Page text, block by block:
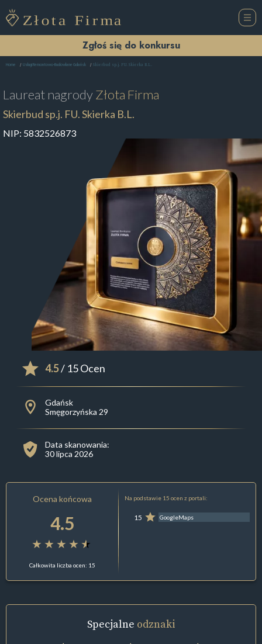
Zgłoś się do konkursu
Home Usługi Remontowo-Budowlane Gdańsk Skierbud sp.j. FU. Skierka B.L.
Laureat nagrodyZłota Firma
Skierbud sp.j. FU. Skierka B.L.
NIP: 5832526873
4.5/ 15 Ocen
Gdańsk
Smęgorzyńska 29
Data skanowania:
30 lipca 2026
Ocena końcowa
4.5
Całkowita liczba ocen: 15
Na podstawie 15 ocen z portali:
15 GoogleMaps
Specjalne odznaki